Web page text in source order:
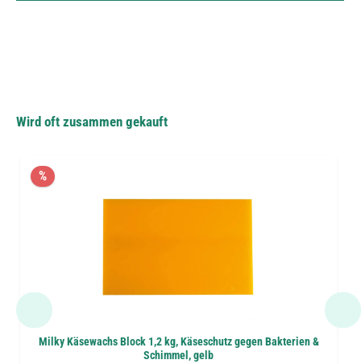
Wird oft zusammen gekauft
%
Milky Käsewachs Block 1,2 kg, Käseschutz gegen Bakterien &
Schimmel, gelb